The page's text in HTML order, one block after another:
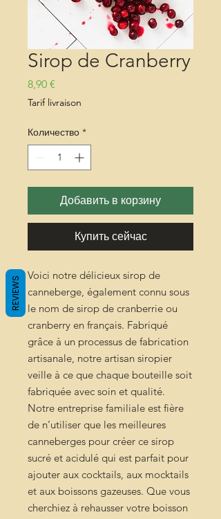
Sirop de Cranberry
8,90 €
Tarif livraison
Количество *
Добавить в корзину
Купить сейчас
Voici notre délicieux sirop de
canneberge, également connu sous
le nom de sirop de cranberrie ou
cranberry en français. Fabriqué
grâce à un processus de fabrication
artisanale, notre artisan siropier
veille à ce que chaque bouteille soit
fabriquée avec soin et qualité.
Notre entreprise familiale est fière
de n’utiliser que les meilleures
canneberges pour créer ce sirop
sucré et acidulé qui est parfait pour
ajouter aux cocktails, aux mocktails
et aux boissons gazeuses. Que vous
cherchiez à rehausser votre boisson
REVIEWS